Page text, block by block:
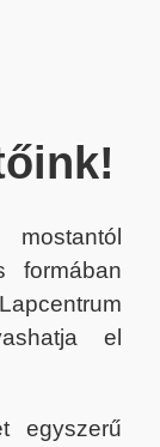
formában
el
egyszerű